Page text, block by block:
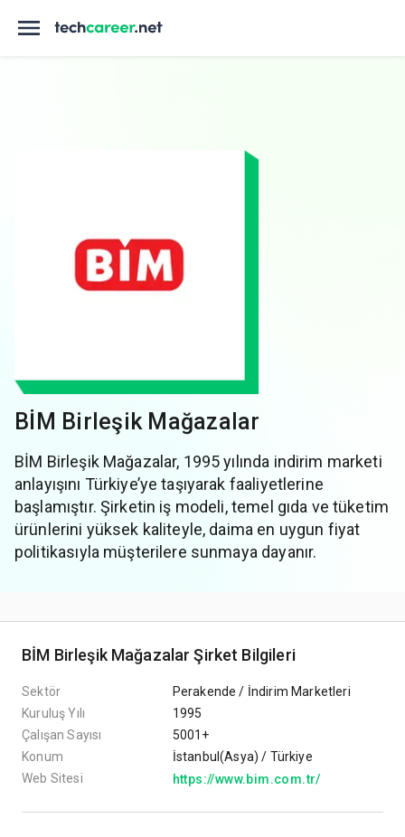
BİM Birleşik Mağazalar
BİM Birleşik Mağazalar, 1995 yılında indirim marketi
anlayışını Türkiye’ye taşıyarak faaliyetlerine
başlamıştır. Şirketin iş modeli, temel gıda ve tüketim
ürünlerini yüksek kaliteyle, daima en uygun fiyat
politikasıyla müşterilere sunmaya dayanır.
BİM Birleşik Mağazalar Şirket Bilgileri
Sektör
Perakende / İndirim Marketleri
Kuruluş Yılı
1995
Çalışan Sayısı
5001+
Konum
İstanbul(Asya) / Türkiye
Web Sitesi
https://www.bim.com.tr/